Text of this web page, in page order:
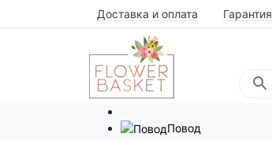
Доставка и оплата Гарантия
Повод